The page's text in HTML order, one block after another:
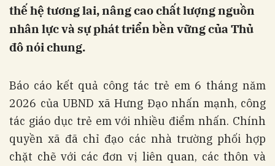
thế hệ tương lai, nâng cao chất lượng nguồn
nhân lực và sự phát triển bền vững của Thủ
đô nói chung.
Báo cáo kết quả công tác trẻ em 6 tháng năm
2026 của UBND xã Hưng Đạo nhấn mạnh, công
tác giáo dục trẻ em với nhiều điểm nhấn. Chính
quyền xã đã chỉ đạo các nhà trường phối hợp
chặt chẽ với các đơn vị liên quan, các thôn và